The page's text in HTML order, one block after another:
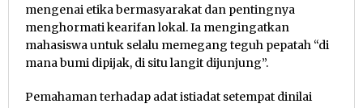
mengenai etika bermasyarakat dan pentingnya
menghormati kearifan lokal. Ia mengingatkan
mahasiswa untuk selalu memegang teguh pepatah “di
mana bumi dipijak, di situ langit dijunjung”.
Pemahaman terhadap adat istiadat setempat dinilai